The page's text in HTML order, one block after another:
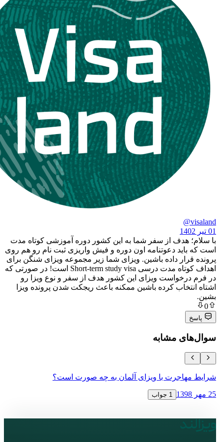
از سفر شما به این کشور دوره آموزشی کوتاه مدت
دعوتنامه اون دوره و فیش واریزی ثبت نام رو هم روی
داده باشین. ویزای شما زیر مجموعه ویزای شنگن برای
اهداف کوتاه مدت درسی Short-term study visa است! در صورتی که
ویزای این کشور هدف از سفر و نوع ویزا رو
کرده باشین ممکنه باعث ریجکت شدن پرونده ویزا
مشابه
با ویزای آلمان به چه صورت است؟
1 جواب